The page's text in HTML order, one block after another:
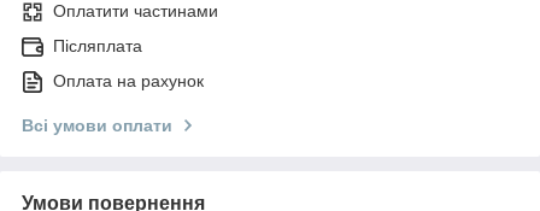
Оплатити частинами
Післяплата
Оплата на рахунок
Всі умови оплати
Умови повернення